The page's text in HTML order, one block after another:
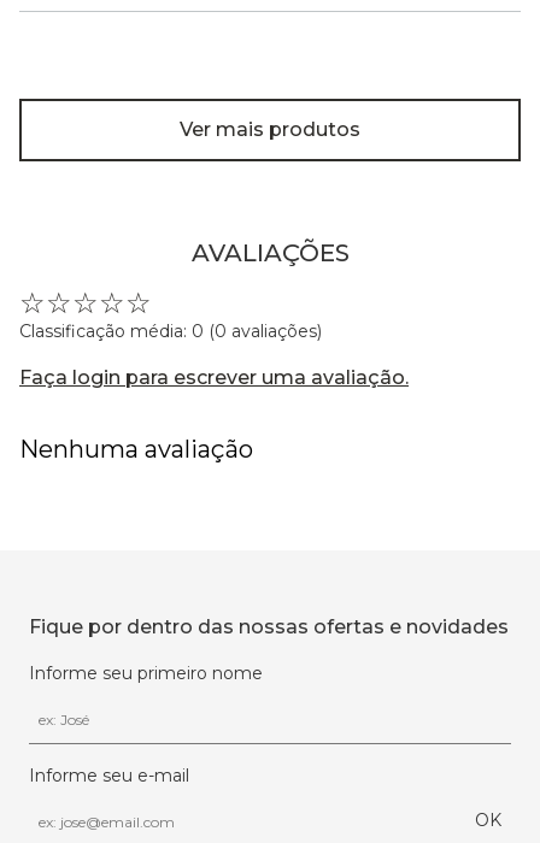
Ver mais produtos
AVALIAÇÕES
☆☆☆☆☆
Classificação média: 0 (0 avaliações)
Faça login para escrever uma avaliação.
Nenhuma avaliação
Fique por dentro das nossas ofertas e novidades
Informe seu primeiro nome
Informe seu e-mail
OK